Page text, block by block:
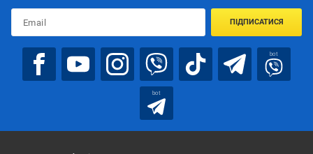
ПІДПИСАТИСЯ
bot
bot